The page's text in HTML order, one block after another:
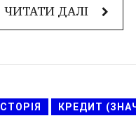
ЧИТАТИ ДАЛІ
ІСТОРІЯ КРЕДИТ